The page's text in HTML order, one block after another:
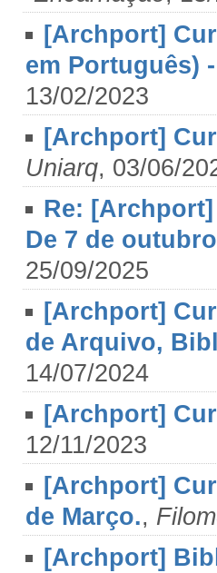
[Archport]
em Português)
13/02/2023
[Archport]
Uniarq, 03/06/
Re:
De 7 de
25/09/2025
[Archport]
de Arquivo,
14/07/2024
[Archport]
12/11/2023
[Archport]
de Março.,
[Archport]